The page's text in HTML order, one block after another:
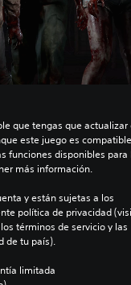
que tengas que actualizar
este juego es
funciones disponibles para
más información.
y están sujetas a los
política de privacidad
términos de servicio y las
de tu país).
limitada